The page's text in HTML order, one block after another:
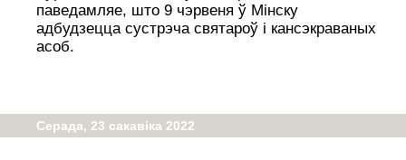
паведамляе, што 9 чэрвеня ў Мінску
адбудзецца сустрэча святароў і кансэкраваных
асоб.
Серада, 23 сакавіка 2022